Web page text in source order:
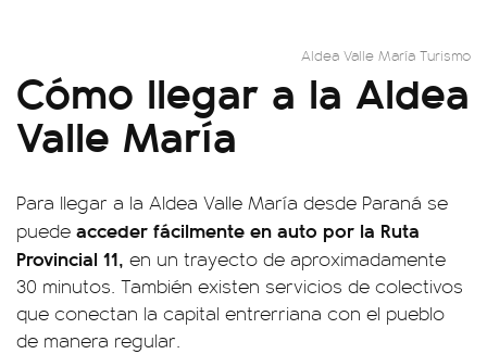
Aldea Valle María Turismo
Cómo llegar a la Aldea
Valle María
Para llegar a la Aldea Valle María desde Paraná se
puede acceder fácilmente en auto por la Ruta
Provincial 11, en un trayecto de aproximadamente
30 minutos. También existen servicios de colectivos
que conectan la capital entrerriana con el pueblo
de manera regular.